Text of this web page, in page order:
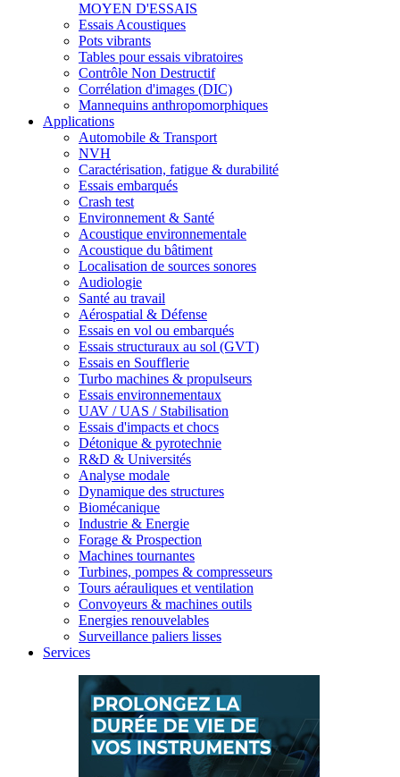
MOYEN D'ESSAIS
Essais Acoustiques
Pots vibrants
Tables pour essais vibratoires
Contrôle Non Destructif
Corrélation d'images (DIC)
Mannequins anthropomorphiques
Applications
Automobile & Transport
NVH
Caractérisation, fatigue & durabilité
Essais embarqués
Crash test
Environnement & Santé
Acoustique environnementale
Acoustique du bâtiment
Localisation de sources sonores
Audiologie
Santé au travail
Aérospatial & Défense
Essais en vol ou embarqués
Essais structuraux au sol (GVT)
Essais en Soufflerie
Turbo machines & propulseurs
Essais environnementaux
UAV / UAS / Stabilisation
Essais d'impacts et chocs
Détonique & pyrotechnie
R&D & Universités
Analyse modale
Dynamique des structures
Biomécanique
Industrie & Energie
Forage & Prospection
Machines tournantes
Turbines, pompes & compresseurs
Tours aérauliques et ventilation
Convoyeurs & machines outils
Energies renouvelables
Surveillance paliers lisses
Services